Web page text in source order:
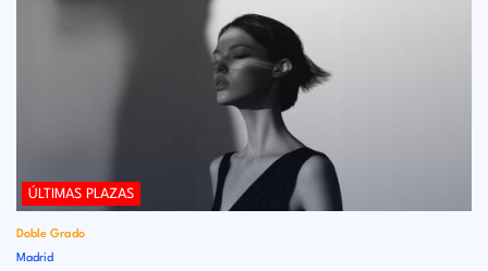
ÚLTIMAS PLAZAS
Doble Grado
Madrid